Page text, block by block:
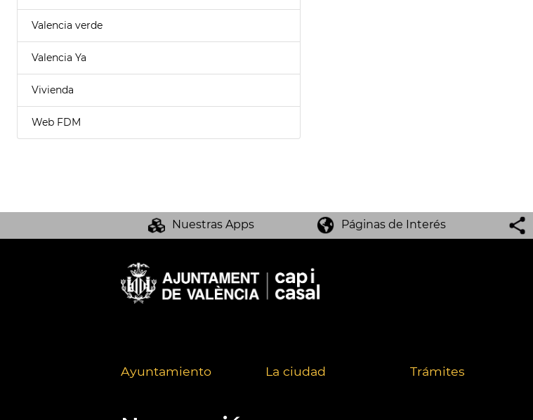
Valencia verde
Valencia Ya
Vivienda
Web FDM
Nuestras Apps Páginas de Interés
Ayuntamiento La ciudad Trámites